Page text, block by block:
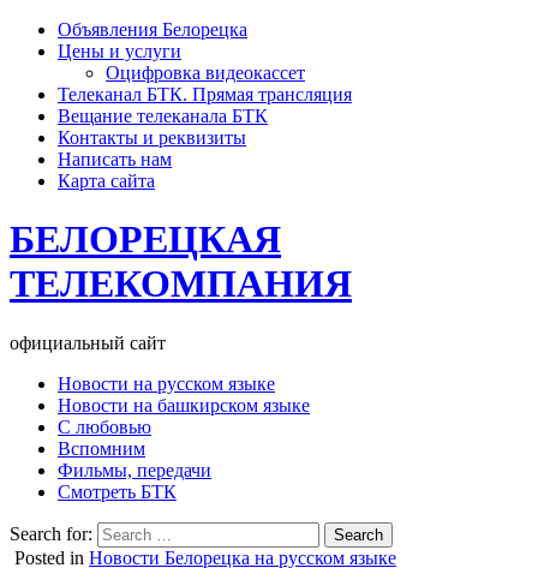
Объявления Белорецка
Цены и услуги
Оцифровка видеокассет
Телеканал БТК. Прямая трансляция
Вещание телеканала БТК
Контакты и реквизиты
Написать нам
Карта сайта
БЕЛОРЕЦКАЯ
ТЕЛЕКОМПАНИЯ
официальный сайт
Новости на русском языке
Новости на башкирском языке
С любовью
Вспомним
Фильмы, передачи
Смотреть БТК
Search for:
Posted in Новости Белорецка на русском языке